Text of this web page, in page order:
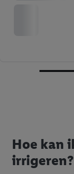
Hoe kan
irrigeren?